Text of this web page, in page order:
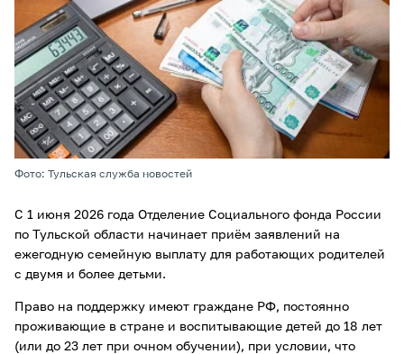
Фото: Тульская служба новостей
С 1 июня 2026 года Отделение Социального фонда России
по Тульской области начинает приём заявлений на
ежегодную семейную выплату для работающих родителей
с двумя и более детьми.
Право на поддержку имеют граждане РФ, постоянно
проживающие в стране и воспитывающие детей до 18 лет
(или до 23 лет при очном обучении), при условии, что